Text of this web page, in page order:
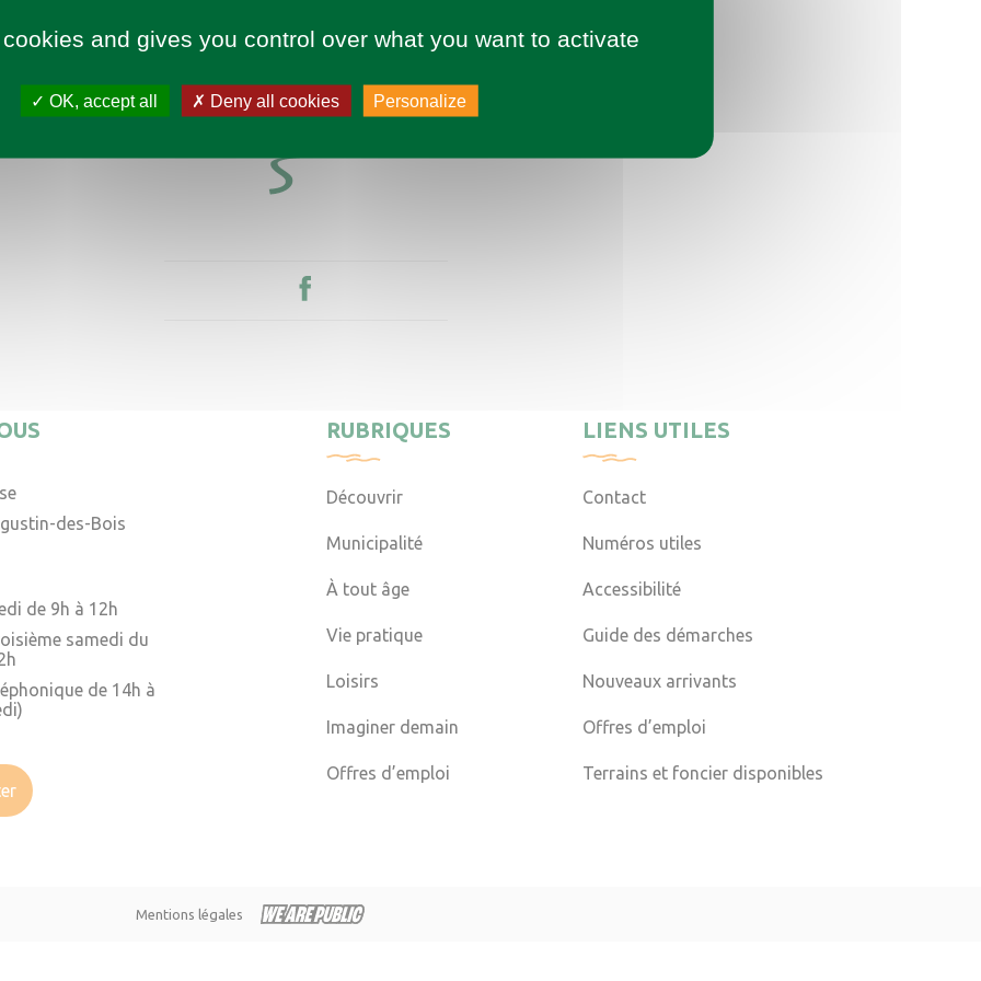
des-Bois
de 9h à 12h
samedi du
de 14h à
RUBRIQUES
Découvrir
Municipalité
À tout âge
Vie pratique
Loisirs
Imaginer demain
Offres d’emploi
LIENS UTILES
Contact
Numéros utiles
Accessibilité
Guide des démarches
Nouveaux arrivants
Offres d’emploi
Terrains et foncier disponibles
Mentions légales
and gives you control over what you want to activate
OK, accept all Deny all cookies Personalize